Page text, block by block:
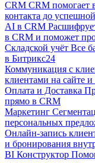
CRM CRM помогает
контакта до
AI в CRM
в CRM и поможет
Складской учёт Все
в Битрикс24
Коммуникация с
клиентами на сайте
Оплата и Доставка
прямо в CRM
Маркетинг
персональных
Онлайн-запись
и бронирования
BI Конструктор